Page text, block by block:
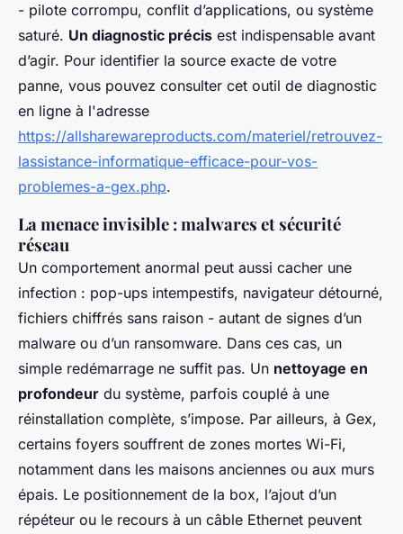
- pilote corrompu, conflit d’applications, ou système
saturé. Un diagnostic précis est indispensable avant
d’agir. Pour identifier la source exacte de votre
panne, vous pouvez consulter cet outil de diagnostic
en ligne à l'adresse
https://allsharewareproducts.com/materiel/retrouvez-
lassistance-informatique-efficace-pour-vos-
problemes-a-gex.php.
La menace invisible : malwares et sécurité
réseau
Un comportement anormal peut aussi cacher une
infection : pop-ups intempestifs, navigateur détourné,
fichiers chiffrés sans raison - autant de signes d’un
malware ou d’un ransomware. Dans ces cas, un
simple redémarrage ne suffit pas. Un nettoyage en
profondeur du système, parfois couplé à une
réinstallation complète, s’impose. Par ailleurs, à Gex,
certains foyers souffrent de zones mortes Wi-Fi,
notamment dans les maisons anciennes ou aux murs
épais. Le positionnement de la box, l’ajout d’un
répéteur ou le recours à un câble Ethernet peuvent